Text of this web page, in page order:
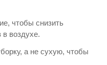
чтобы снизить
воздухе.
а не сухую, чтобы